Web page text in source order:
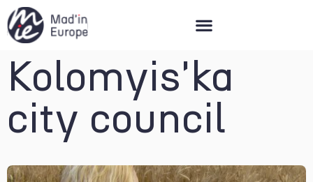
Kolomyis'ka
city council